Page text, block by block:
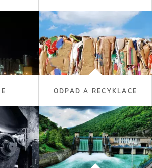
ODPAD A RECYKLACE